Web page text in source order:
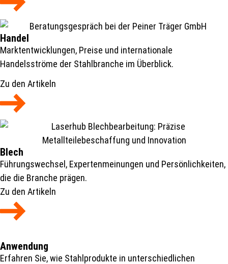
Handel
Marktentwicklungen, Preise und internationale
Handelsströme der Stahlbranche im Überblick.
Zu den Artikeln
Blech
Führungswechsel, Expertenmeinungen und Persönlichkeiten,
die die Branche prägen.
Zu den Artikeln
Anwendung
Erfahren Sie, wie Stahlprodukte in unterschiedlichen